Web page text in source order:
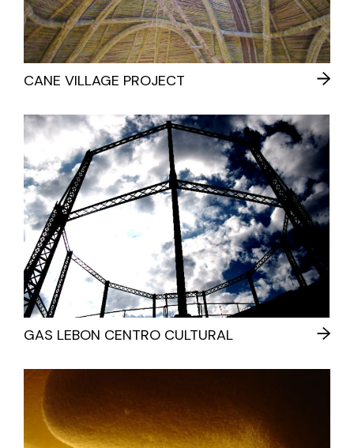
CANE VILLAGE PROJECT
GAS LEBON CENTRO CULTURAL